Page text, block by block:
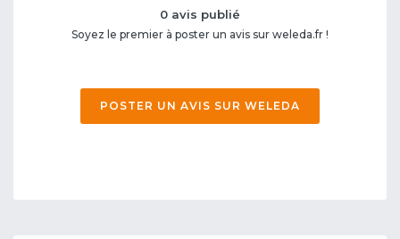
0 avis publié
Soyez le premier à poster un avis sur weleda.fr !
POSTER UN AVIS SUR WELEDA